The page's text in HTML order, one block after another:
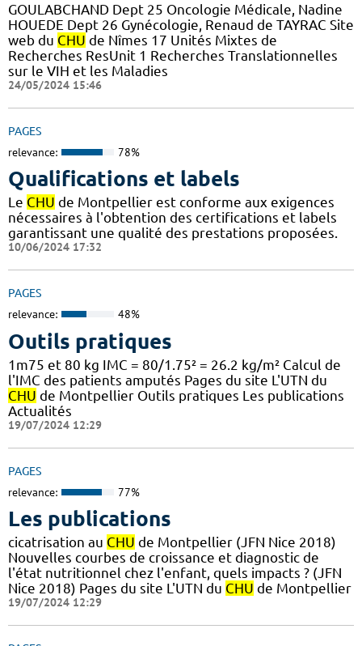
GOULABCHAND Dept 25 Oncologie Médicale, Nadine
HOUEDE Dept 26 Gynécologie, Renaud de TAYRAC Site
web du CHU de Nîmes 17 Unités Mixtes de
Recherches ResUnit 1 Recherches Translationnelles
sur le VIH et les Maladies
24/05/2024 15:46
PAGES
relevance: 78%
Qualifications et labels
Le CHU de Montpellier est conforme aux exigences
nécessaires à l'obtention des certifications et labels
garantissant une qualité des prestations proposées.
10/06/2024 17:32
PAGES
relevance: 48%
Outils pratiques
1m75 et 80 kg IMC = 80/1.75² = 26.2 kg/m² Calcul de
l'IMC des patients amputés Pages du site L'UTN du
CHU de Montpellier Outils pratiques Les publications
Actualités
19/07/2024 12:29
PAGES
relevance: 77%
Les publications
cicatrisation au CHU de Montpellier (JFN Nice 2018)
Nouvelles courbes de croissance et diagnostic de
l'état nutritionnel chez l'enfant, quels impacts ? (JFN
Nice 2018) Pages du site L'UTN du CHU de Montpellier
19/07/2024 12:29